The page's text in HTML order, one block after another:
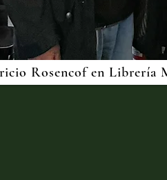
Rosencof en Librería